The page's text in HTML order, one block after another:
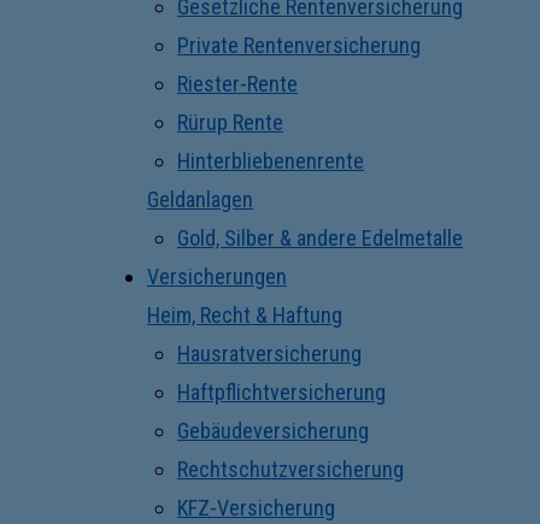
Gesetzliche Rentenversicherung
Private Rentenversicherung
Riester-Rente
Rürup Rente
Hinterbliebenenrente
Geldanlagen
Gold, Silber & andere Edelmetalle
Versicherungen
Heim, Recht & Haftung
Hausratversicherung
Haftpflichtversicherung
Gebäudeversicherung
Rechtschutzversicherung
KFZ-Versicherung